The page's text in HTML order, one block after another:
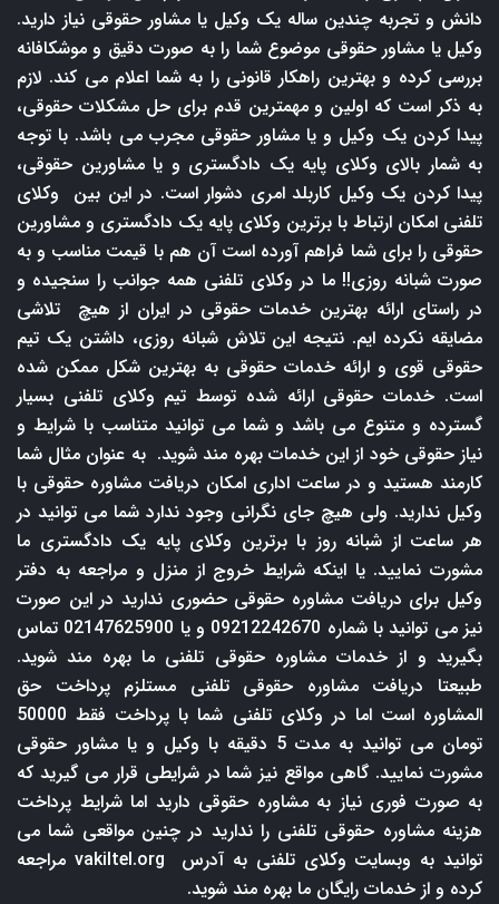
دانش و تجربه چندین ساله یک وکیل یا مشاور حقوقی نیاز دارید.
وکیل یا مشاور حقوقی موضوع شما را به صورت دقیق و موشکافانه
بررسی کرده و بهترین راهکار قانونی را به شما اعلام می کند. لازم
به ذکر است که اولین و مهمترین قدم برای حل مشکلات حقوقی،
پیدا کردن یک وکیل و یا مشاور حقوقی مجرب می باشد. با توجه
به شمار بالای وکلای پایه یک دادگستری و یا مشاورین حقوقی،
پیدا کردن یک وکیل کاربلد امری دشوار است. در این بین وکلای
تلفنی امکان ارتباط با برترین وکلای پایه یک دادگستری و مشاورین
حقوقی را برای شما فراهم آورده است آن هم با قیمت مناسب و به
صورت شبانه روزی!! ما در وکلای تلفنی همه جوانب را سنجیده و
در راستای ارائه بهترین خدمات حقوقی در ایران از هیچ تلاشی
مضایقه نکرده ایم. نتیجه این تلاش شبانه روزی، داشتن یک تیم
حقوقی قوی و ارائه خدمات حقوقی به بهترین شکل ممکن شده
است. خدمات حقوقی ارائه شده توسط تیم وکلای تلفنی بسیار
گسترده و متنوع می باشد و شما می توانید متناسب با شرایط و
نیاز حقوقی خود از این خدمات بهره مند شوید. به عنوان مثال شما
کارمند هستید و در ساعت اداری امکان دریافت مشاوره حقوقی با
وکیل ندارید. ولی هیچ جای نگرانی وجود ندارد شما می توانید در
هر ساعت از شبانه روز با برترین وکلای پایه یک دادگستری ما
مشورت نمایید. یا اینکه شرایط خروج از منزل و مراجعه به دفتر
وکیل برای دریافت مشاوره حقوقی حضوری ندارید در این صورت
نیز می توانید با شماره 09212242670 و یا 02147625900 تماس
بگیرید و از خدمات مشاوره حقوقی تلفنی ما بهره مند شوید.
طبیعتا دریافت مشاوره حقوقی تلفنی مستلزم پرداخت حق
المشاوره است اما در وکلای تلفنی شما با پرداخت فقط 50000
تومان می توانید به مدت 5 دقیقه با وکیل و یا مشاور حقوقی
مشورت نمایید. گاهی مواقع نیز شما در شرایطی قرار می گیرید که
به صورت فوری نیاز به مشاوره حقوقی دارید اما شرایط پرداخت
هزینه مشاوره حقوقی تلفنی را ندارید در چنین مواقعی شما می
توانید به وبسایت وکلای تلفنی به آدرس
vakiltel.org مراجعه
کرده و از خدمات رایگان ما بهره مند شوید.